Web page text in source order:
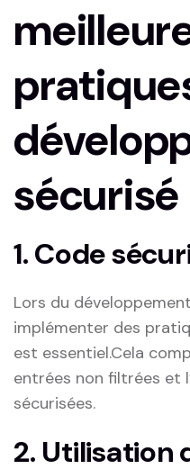
sécurisé
1.⁤ Code
Lors du
implémenter des
est essentiel.Cela
entrées non filtrées ⁣et
sécurisées.
2. Utilisation